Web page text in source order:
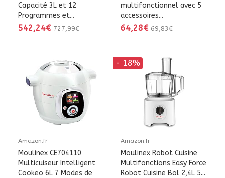
Capacité 3L et 12
Programmes et...
542,24€ 727,99€
multifonctionnel avec 5
accessoires...
64,28€ 69,83€
Amazon.fr
Moulinex CE704110
Multicuiseur Intelligent
Cookeo 6L 7 Modes de
- 18%
Amazon.fr
Moulinex Robot Cuisine
Multifonctions Easy Force
Robot Cuisine Bol 2,4L 5...